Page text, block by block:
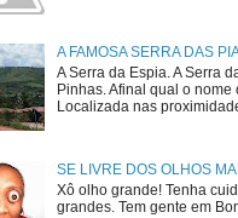
A FAMOSA SERRA DAS
A Serra da Espia. A Serra
Pinhas. Afinal qual o nome
Localizada nas
SE LIVRE DOS OLHOS
Xô olho grande! Tenha
grandes. Tem gente em